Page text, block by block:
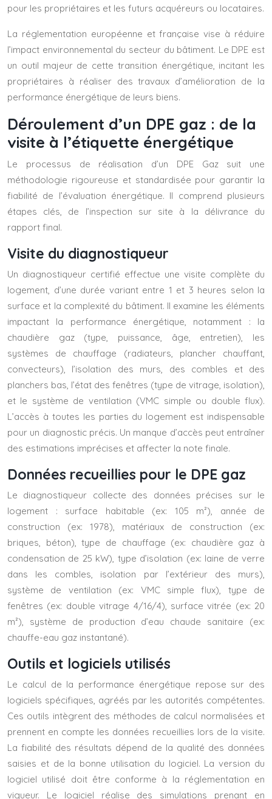
pour les propriétaires et les futurs acquéreurs ou locataires.
La réglementation européenne et française vise à réduire
l’impact environnemental du secteur du bâtiment. Le DPE est
un outil majeur de cette transition énergétique, incitant les
propriétaires à réaliser des travaux d’amélioration de la
performance énergétique de leurs biens.
Déroulement d’un DPE gaz : de la
visite à l’étiquette énergétique
Le processus de réalisation d’un DPE Gaz suit une
méthodologie rigoureuse et standardisée pour garantir la
fiabilité de l’évaluation énergétique. Il comprend plusieurs
étapes clés, de l’inspection sur site à la délivrance du
rapport final.
Visite du diagnostiqueur
Un diagnostiqueur certifié effectue une visite complète du
logement, d’une durée variant entre 1 et 3 heures selon la
surface et la complexité du bâtiment. Il examine les éléments
impactant la performance énergétique, notamment : la
chaudière gaz (type, puissance, âge, entretien), les
systèmes de chauffage (radiateurs, plancher chauffant,
convecteurs), l’isolation des murs, des combles et des
planchers bas, l’état des fenêtres (type de vitrage, isolation),
et le système de ventilation (VMC simple ou double flux).
L’accès à toutes les parties du logement est indispensable
pour un diagnostic précis. Un manque d’accès peut entraîner
des estimations imprécises et affecter la note finale.
Données recueillies pour le DPE gaz
Le diagnostiqueur collecte des données précises sur le
logement : surface habitable (ex: 105 m²), année de
construction (ex: 1978), matériaux de construction (ex:
briques, béton), type de chauffage (ex: chaudière gaz à
condensation de 25 kW), type d’isolation (ex: laine de verre
dans les combles, isolation par l’extérieur des murs),
système de ventilation (ex: VMC simple flux), type de
fenêtres (ex: double vitrage 4/16/4), surface vitrée (ex: 20
m²), système de production d’eau chaude sanitaire (ex:
chauffe-eau gaz instantané).
Outils et logiciels utilisés
Le calcul de la performance énergétique repose sur des
logiciels spécifiques, agréés par les autorités compétentes.
Ces outils intègrent des méthodes de calcul normalisées et
prennent en compte les données recueillies lors de la visite.
La fiabilité des résultats dépend de la qualité des données
saisies et de la bonne utilisation du logiciel. La version du
logiciel utilisé doit être conforme à la réglementation en
vigueur. Le logiciel réalise des simulations prenant en